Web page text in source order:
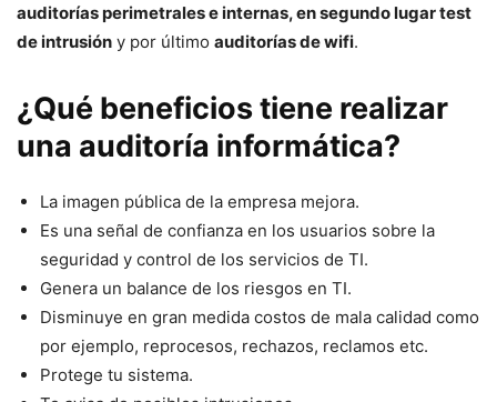
auditorías perimetrales e internas, en segundo lugar test
de intrusión y por último auditorías de wifi.
¿Qué beneficios tiene realizar
una auditoría informática?
La imagen pública de la empresa mejora.
Es una señal de confianza en los usuarios sobre la
seguridad y control de los servicios de TI.
Genera un balance de los riesgos en TI.
Disminuye en gran medida costos de mala calidad como
por ejemplo, reprocesos, rechazos, reclamos etc.
Protege tu sistema.